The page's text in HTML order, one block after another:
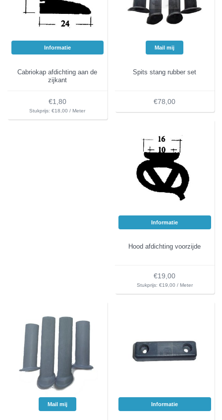
Informatie
Cabriokap afdichting aan de
zijkant
€1,80
Stukprijs: €18,00 / Meter
Mail mij
Spits stang rubber set
€78,00
Informatie
Hood afdichting voorzijde
€19,00
Stukprijs: €19,00 / Meter
Mail mij Informatie